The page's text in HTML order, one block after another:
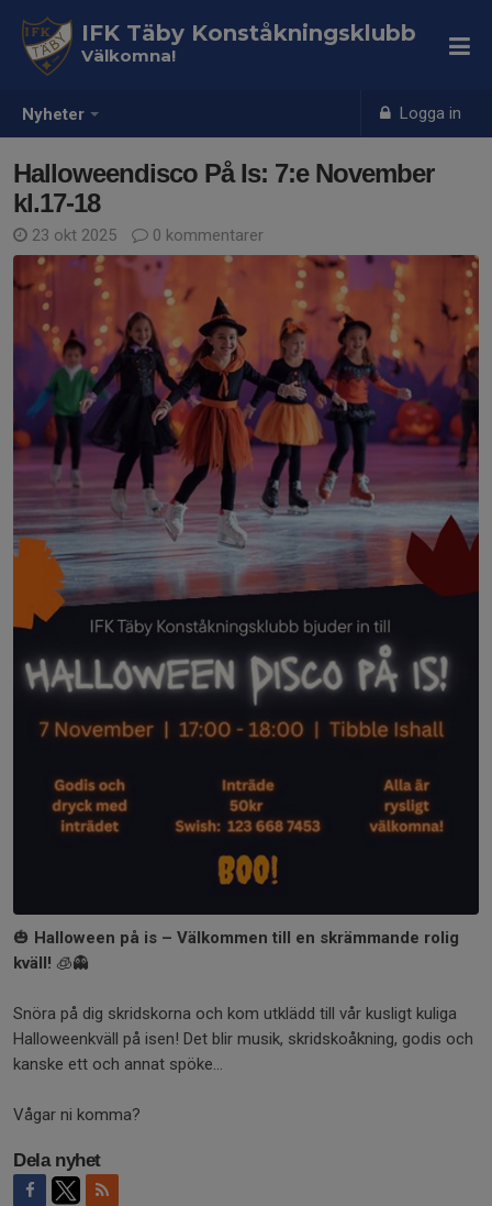
Nyheter Logga in
IFK Täby Konståkningsklubb
Välkomna!
Halloweendisco På Is: 7:e November
kl.17-18
23 okt 2025 0 kommentarer
🎃 Halloween på is – Välkommen till en skrämmande rolig
kväll! 🧊👻
Snöra på dig skridskorna och kom utklädd till vår kusligt kuliga
Halloweenkväll på isen! Det blir musik, skridskoåkning, godis och
kanske ett och annat spöke…
Vågar ni komma?
Dela nyhet